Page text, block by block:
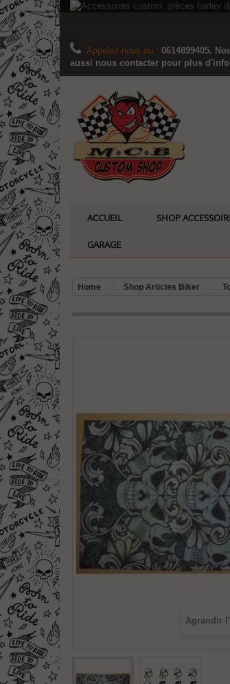
Appelez-nous au : 0614899405.
aussi nous contacter pour plus
ACCUEIL SHOP
GARAGE
Home Shop Articles Biker
Agrandir